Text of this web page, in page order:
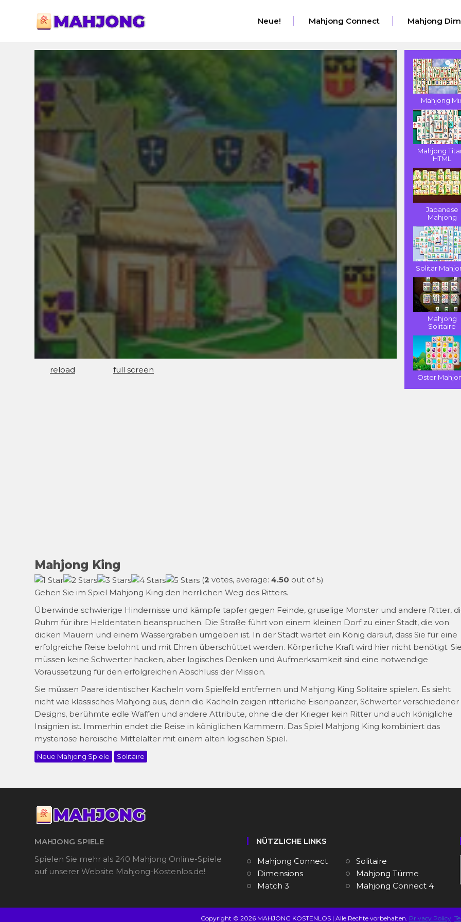
Neue! Mahjong Connect Mahjong
reload full screen
Mahjong
Mahjong
HTML
Japanese
Mahjong
Solitär
Mahjong
Solitaire
Oster
Mahjong King
(2 votes, average: 4.50 out of 5)
Gehen Sie im Spiel Mahjong King den herrlichen Weg des Ritters.
Überwinde schwierige Hindernisse und kämpfe tapfer gegen Feinde, gruselige Monster und andere Ritter,
Ruhm für ihre Heldentaten beanspruchen. Die Straße führt von einem kleinen Dorf zu einer Stadt, die von
dicken Mauern und einem Wassergraben umgeben ist. In der Stadt wartet ein König darauf, dass Sie für eine
erfolgreiche Reise belohnt und mit Ehren überschüttet werden. Körperliche Kraft wird hier nicht benötigt.
müssen keine Schwerter hacken, aber logisches Denken und Aufmerksamkeit sind eine notwendige
Voraussetzung für den erfolgreichen Abschluss der Mission.
Sie müssen Paare identischer Kacheln vom Spielfeld entfernen und Mahjong King Solitaire spielen. Es sieht
nicht wie klassisches Mahjong aus, denn die Kacheln zeigen ritterliche Eisenpanzer, Schwerter verschiedener
Designs, berühmte edle Waffen und andere Attribute, ohne die der Krieger kein Ritter und auch königliche
Insignien ist. Immerhin endet die Reise in königlichen Kammern. Das Spiel Mahjong King kombiniert das
mysteriöse heroische Mittelalter mit einem alten logischen Spiel.
Neue Mahjong Spiele Solitaire
MAHJONG SPIELE
Spielen Sie mehr als 240 Mahjong Online-Spiele
auf unserer Website Mahjong-Kostenlos.de!
NÜTZLICHE LINKS
Mahjong Connect
Solitaire
Dimensions
Mahjong Türme
Match 3
Mahjong Connect 4
Copyright © 2026 MAHJONG KOSTENLOS | Alle Rechte vorbehalten. Privacy Policy